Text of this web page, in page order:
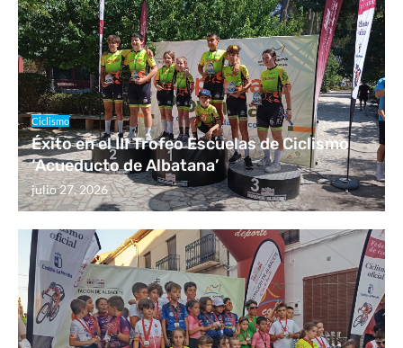
Ciclismo
Éxito en el III Trofeo Escuelas de Ciclismo
‘Acueducto de Albatana’
julio 27, 2026